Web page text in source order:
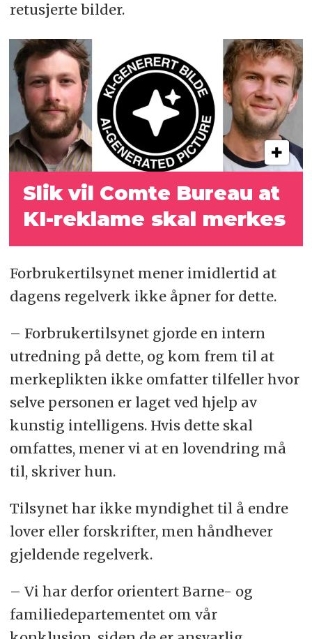
retusjerte bilder.
Slik vil Comte Bureau at
KI-reklame skal merkes
Forbrukertilsynet mener imidlertid at
dagens regelverk ikke åpner for dette.
– Forbrukertilsynet gjorde en intern
utredning på dette, og kom frem til at
merkeplikten ikke omfatter tilfeller hvor
selve personen er laget ved hjelp av
kunstig intelligens. Hvis dette skal
omfattes, mener vi at en lovendring må
til, skriver hun.
Tilsynet har ikke myndighet til å endre
lover eller forskrifter, men håndhever
gjeldende regelverk.
– Vi har derfor orientert Barne- og
familiedepartementet om vår